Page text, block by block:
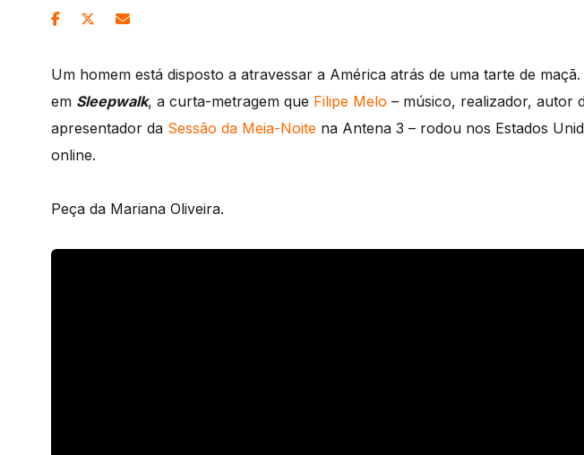
Um homem está disposto a atravessar a América atrás de uma tarte de
em Sleepwalk, a curta-metragem que Filipe Melo – músico, realizador, autor
apresentador da Sessão da Meia-Noite na Antena 3 – rodou nos Estados
online.
Peça da Mariana Oliveira.